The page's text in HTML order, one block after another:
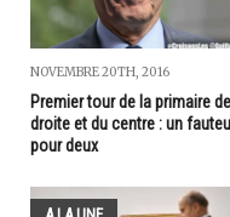
NOVEMBRE 20TH, 2016
Premier tour de la primaire
droite et du centre : un
pour deux